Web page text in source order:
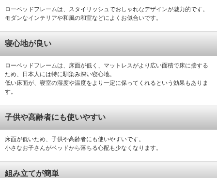
ローベッドフレームは、スタイリッシュでおしゃれなデザインが魅力的です。
モダンなインテリアや和風の和室などによくお似合いです。
寝心地が良い
ローベッドフレームは、床面が低く、マットレスがより広い面積で床に接する
ため、日本人には特に馴染み深い寝心地。
低い床面が、寝室の湿度や温度をより一定に保ってくれるという効果もありま
す。
子供や高齢者にも使いやすい
床面が低いため、子供や高齢者にも使いやすいです。
小さなお子さんがベッドから落ちる心配も少なくなります。
組み立てが簡単